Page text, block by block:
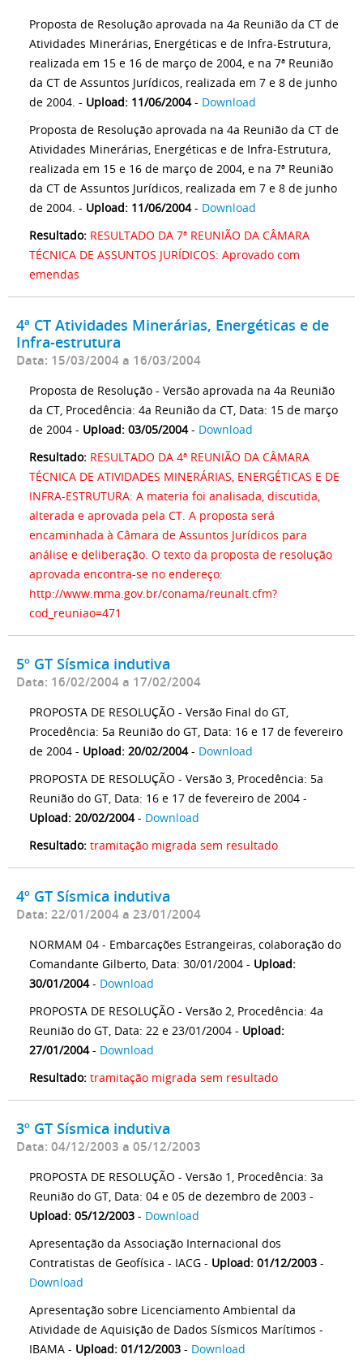
Proposta de Resolução aprovada na 4a Reunião da CT de
Atividades Minerárias, Energéticas e de Infra-Estrutura,
realizada em 15 e 16 de março de 2004, e na 7ª Reunião
da CT de Assuntos Jurídicos, realizada em 7 e 8 de junho
de 2004. - Upload: 11/06/2004- Download
Proposta de Resolução aprovada na 4a Reunião da CT de
Atividades Minerárias, Energéticas e de Infra-Estrutura,
realizada em 15 e 16 de março de 2004, e na 7ª Reunião
da CT de Assuntos Jurídicos, realizada em 7 e 8 de junho
de 2004. - Upload: 11/06/2004- Download
Resultado: RESULTADO DA 7ª REUNIÃO DA CÂMARA
TÉCNICA DE ASSUNTOS JURÍDICOS: Aprovado com
emendas
4ª CT Atividades Minerárias, Energéticas e de
Infra-estrutura
Data: 15/03/2004 a 16/03/2004
Proposta de Resolução - Versão aprovada na 4a Reunião
da CT, Procedência: 4a Reunião da CT, Data: 15 de março
de 2004 - Upload: 03/05/2004- Download
Resultado: RESULTADO DA 4ª REUNIÃO DA CÂMARA
TÉCNICA DE ATIVIDADES MINERÁRIAS, ENERGÉTICAS E DE
INFRA-ESTRUTURA: A materia foi analisada, discutida,
alterada e aprovada pela CT. A proposta será
encaminhada à Câmara de Assuntos Jurídicos para
análise e deliberação. O texto da proposta de resolução
aprovada encontra-se no endereço:
http://www.mma.gov.br/conama/reunalt.cfm?
cod_reuniao=471
5º GT Sísmica indutiva
Data: 16/02/2004 a 17/02/2004
PROPOSTA DE RESOLUÇÃO - Versão Final do GT,
Procedência: 5a Reunião do GT, Data: 16 e 17 de fevereiro
de 2004 - Upload: 20/02/2004- Download
PROPOSTA DE RESOLUÇÃO - Versão 3, Procedência: 5a
Reunião do GT, Data: 16 e 17 de fevereiro de 2004 -
Upload: 20/02/2004- Download
Resultado: tramitação migrada sem resultado
4º GT Sísmica indutiva
Data: 22/01/2004 a 23/01/2004
NORMAM 04 - Embarcações Estrangeiras, colaboração do
Comandante Gilberto, Data: 30/01/2004 - Upload:
30/01/2004- Download
PROPOSTA DE RESOLUÇÃO - Versão 2, Procedência: 4a
Reunião do GT, Data: 22 e 23/01/2004 - Upload:
27/01/2004- Download
Resultado: tramitação migrada sem resultado
3º GT Sísmica indutiva
Data: 04/12/2003 a 05/12/2003
PROPOSTA DE RESOLUÇÃO - Versão 1, Procedência: 3a
Reunião do GT, Data: 04 e 05 de dezembro de 2003 -
Upload: 05/12/2003 - Download
Apresentação da Associação Internacional dos
Contratistas de Geofísica - IACG - Upload: 01/12/2003 -
Download
Apresentação sobre Licenciamento Ambiental da
Atividade de Aquisição de Dados Sísmicos Marítimos -
IBAMA - Upload: 01/12/2003 - Download